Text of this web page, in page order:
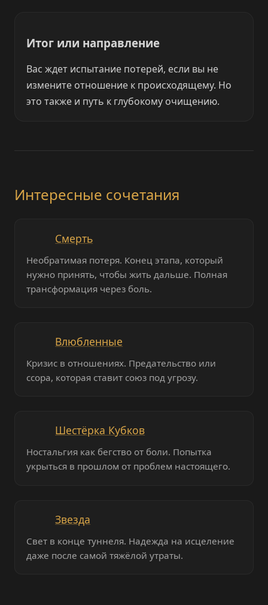
Итог или направление
Вас ждет испытание потерей, если вы не
измените отношение к происходящему. Но
это также и путь к глубокому очищению.
Интересные сочетания
Смерть
Необратимая потеря. Конец этапа, который
нужно принять, чтобы жить дальше. Полная
трансформация через боль.
Влюбленные
Кризис в отношениях. Предательство или
ссора, которая ставит союз под угрозу.
Шестёрка Кубков
Ностальгия как бегство от боли. Попытка
укрыться в прошлом от проблем настоящего.
Звезда
Свет в конце туннеля. Надежда на исцеление
даже после самой тяжёлой утраты.